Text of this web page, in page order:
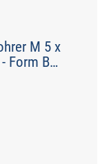
M 5 x
Form B